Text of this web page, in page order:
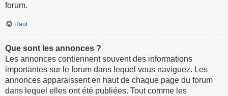
forum.
Haut
Que sont les annonces ?
Les annonces contiennent souvent des informations
importantes sur le forum dans lequel vous naviguez. Les
annonces apparaissent en haut de chaque page du forum
dans lequel elles ont été publiées. Tout comme les